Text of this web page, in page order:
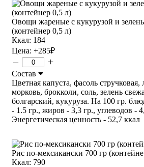
Овощи жареные с кукурузой и
(контейнер 0,5 л)
Ккал: 184
Цена: +285₽
– +
Состав
Цветная капуста, фасоль стручковая,
морковь, брокколи, соль, зелень
болгарский, кукуруза. На 100 гр.
- 1.5 гр., жиров - 3,3 гр., углеводов -
Энергетическая ценность - 52,7 ккал
Рис по-мексикански 700 гр
Ккал: 790